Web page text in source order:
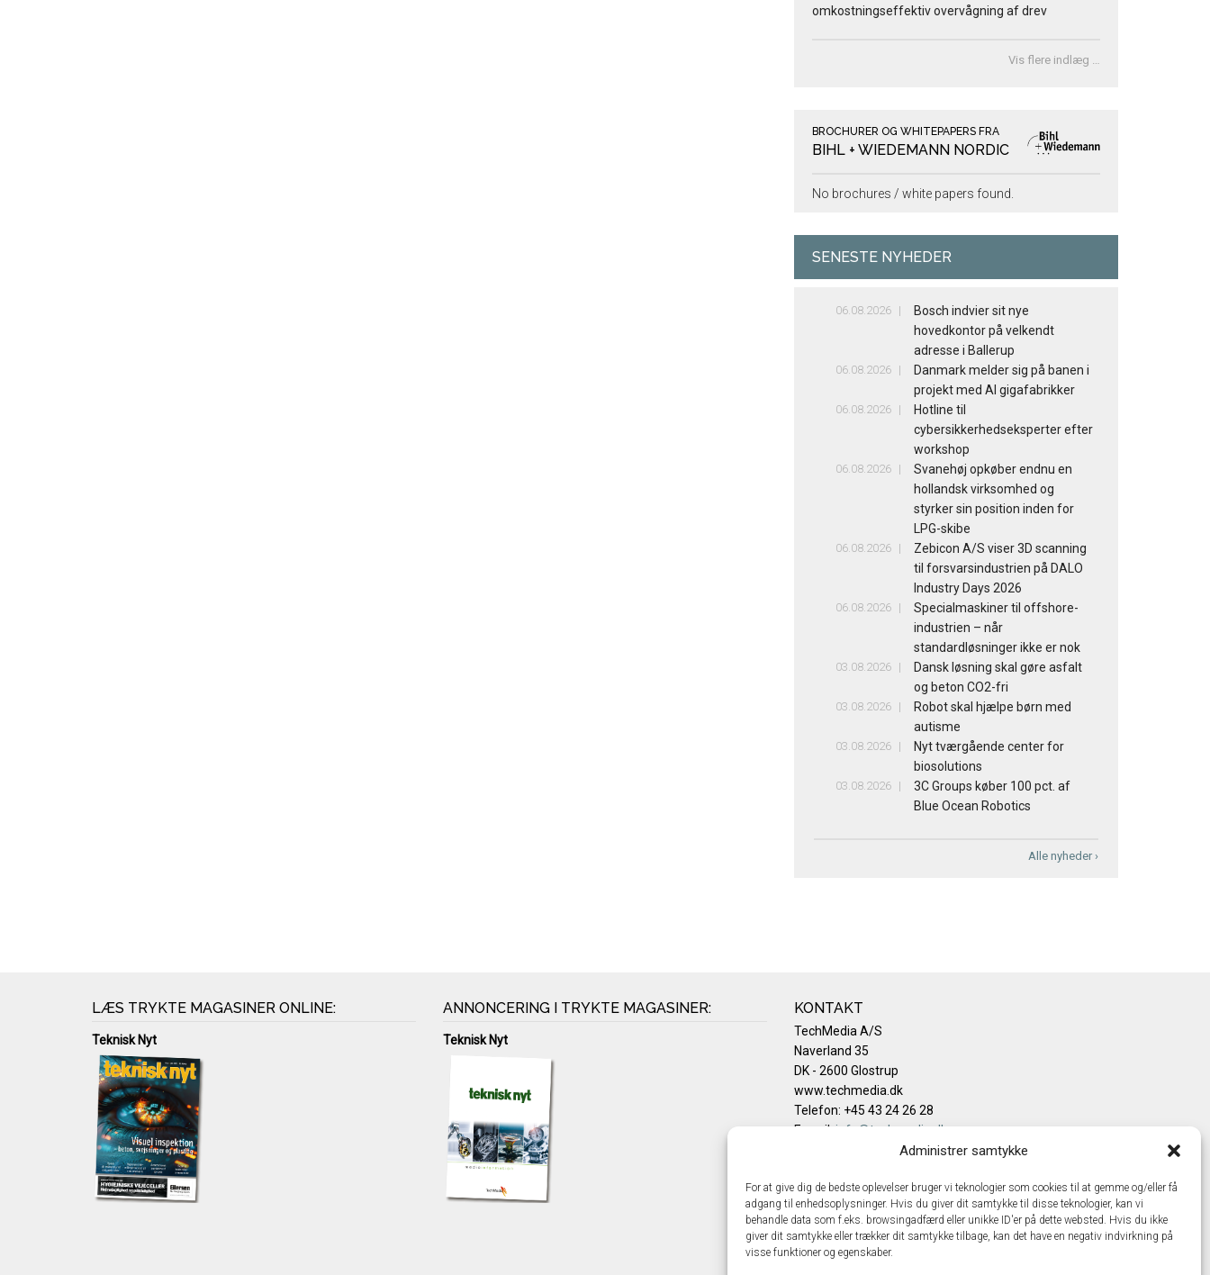
Administrer samtykke
For at give dig de bedste oplevelser bruger vi teknologier som cookies til at gemme og/eller få
adgang til enhedsoplysninger. Hvis du giver dit samtykke til disse teknologier, kan vi
behandle data som f.eks. browsingadfærd eller unikke ID'er på dette websted. Hvis du ikke
giver dit samtykke eller trækker dit samtykke tilbage, kan det have en negativ indvirkning på
visse funktioner og egenskaber.
omkostningseffektiv overvågning af drev
Vis flere indlæg …
BROCHURER OG WHITEPAPERS FRA
BIHL + WIEDEMANN NORDIC
No brochures / white papers found.
SENESTE NYHEDER
06.08.2026
Bosch indvier sit nye
hovedkontor på velkendt
adresse i Ballerup
06.08.2026
Danmark melder sig på banen i
projekt med AI gigafabrikker
06.08.2026
Hotline til
cybersikkerhedseksperter efter
workshop
06.08.2026
Svanehøj opkøber endnu en
hollandsk virksomhed og
styrker sin position inden for
LPG-skibe
06.08.2026
Zebicon A/S viser 3D scanning
til forsvarsindustrien på DALO
Industry Days 2026
06.08.2026
Specialmaskiner til offshore-
industrien – når
standardløsninger ikke er nok
03.08.2026
Dansk løsning skal gøre asfalt
og beton CO2-fri
03.08.2026
Robot skal hjælpe børn med
autisme
03.08.2026
Nyt tværgående center for
biosolutions
03.08.2026
3C Groups køber 100 pct. af
Blue Ocean Robotics
Alle nyheder ›
LÆS TRYKTE MAGASINER ONLINE:
Teknisk Nyt
ANNONCERING I TRYKTE MAGASINER:
Teknisk Nyt
KONTAKT
TechMedia A/S
Naverland 35
DK - 2600 Glostrup
www.techmedia.dk
Telefon: +45 43 24 26 28
E-mail: info@techmedia.dk